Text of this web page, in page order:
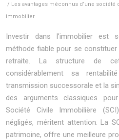
/ Les avantages méconnus d’une société
immobilier
Investir dans l’immobilier est
méthode fiable pour se
retraite. La structure de cet
considérablement sa
transmission successorale et la
des arguments classiques
Société Civile Immobilière
négligés, méritent attention. La
patrimoine, offre une meilleure